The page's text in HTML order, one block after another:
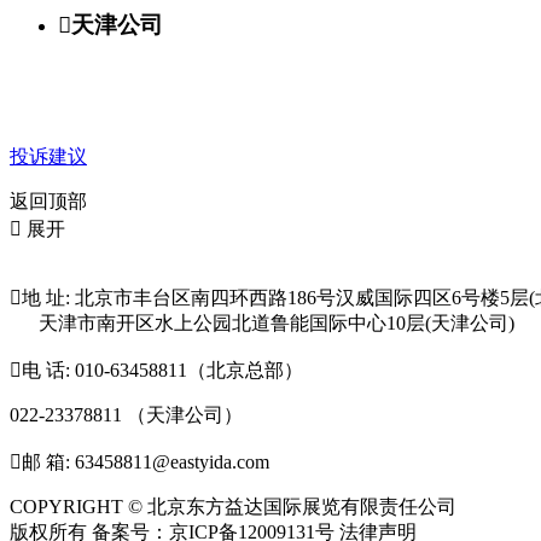
天津公司
投诉建议
返回顶部
 展开
地 址: 北京市丰台区南四环西路186号汉威国际四区6号楼5层(
天津市南开区水上公园北道鲁能国际中心10层(天津公司)
电 话: 010-63458811（北京总部）
022-23378811 （天津公司）
邮 箱: 63458811@eastyida.com
COPYRIGHT © 北京东方益达国际展览有限责任公司
版权所有 备案号：京ICP备12009131号 法律声明